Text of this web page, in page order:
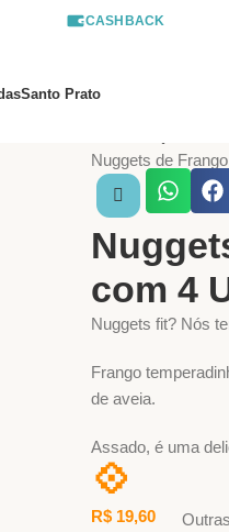
CASHBACK
Santo Prato
Nuggets de
com 4
Nuggets fit? Nós
Frango
de aveia.
Assado, é uma
💠
R$ 19,60